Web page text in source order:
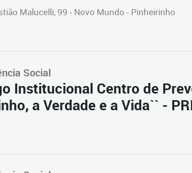
Malucelli, 99 - Novo Mundo - Pinheirinho
Social
Institucional Centro de
a Verdade e a Vida`` -